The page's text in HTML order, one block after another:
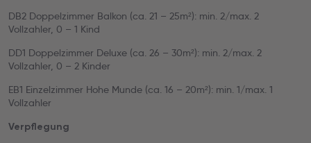
DB2 Doppelzimmer Balkon (ca. 21 – 25m²): min. 2/max. 2
Vollzahler, 0 – 1 Kind
DD1 Doppelzimmer Deluxe (ca. 26 – 30m²): min. 2/max. 2
Vollzahler, 0 – 2 Kinder
EB1 Einzelzimmer Hohe Munde (ca. 16 – 20m²): min. 1/max. 1
Vollzahler
Verpflegung